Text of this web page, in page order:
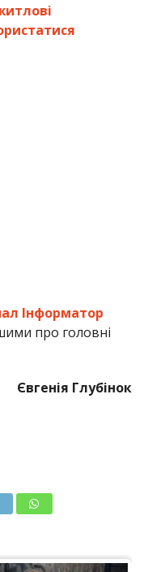
Інформатор
про головні
Євгенія Глубінок